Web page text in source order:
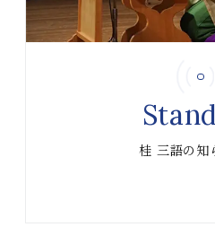
桂 三語の知